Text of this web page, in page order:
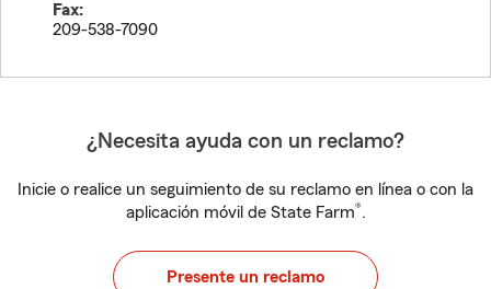
Fax:
209-538-7090
¿Necesita ayuda con un reclamo?
Inicie o realice un seguimiento de su reclamo en línea o con la
aplicación móvil de State Farm®.
Presente un reclamo